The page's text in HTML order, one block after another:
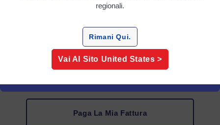
Richiedi Termini Di Credito
Paga La Mia Fattura
regionali.
Rimani Qui.
Vai Al Sito United States >